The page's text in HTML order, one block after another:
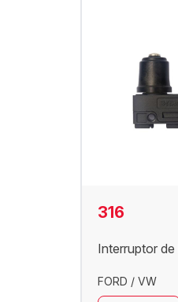
316
Interruptor
FORD / VW